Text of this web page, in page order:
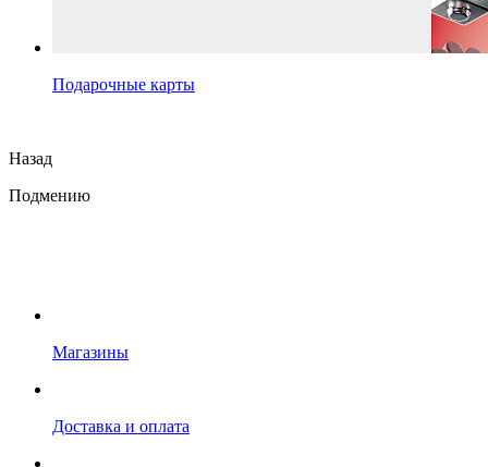
Подарочные карты
Назад
Подмению
Магазины
Доставка и оплата